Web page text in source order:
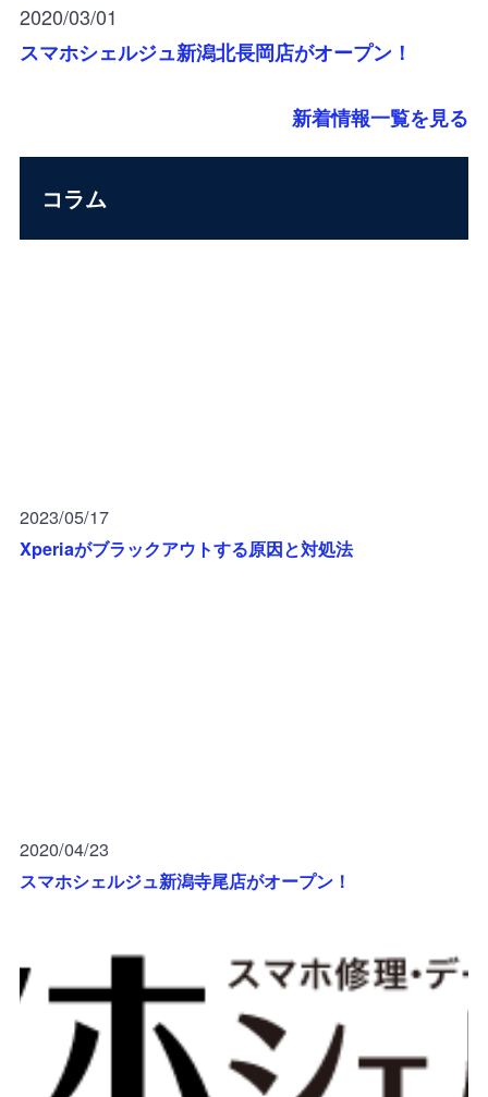
2020/03/01
スマホシェルジュ新潟北長岡店がオープン！
新着情報一覧を見る
コラム
2023/05/17
Xperiaがブラックアウトする原因と対処法
2020/04/23
スマホシェルジュ新潟寺尾店がオープン！